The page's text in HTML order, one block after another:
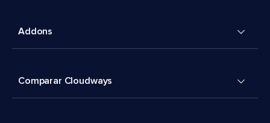
Addons
Comparar Cloudways